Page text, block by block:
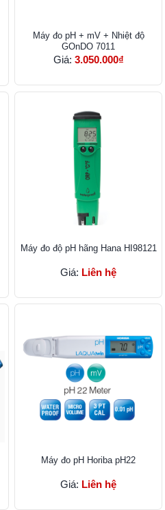
Máy đo pH + mV + Nhiệt độ
GOnDO 7011
Giá: 3.050.000₫
Máy đo độ pH hãng Hana HI98121
Giá: Liên hệ
Máy đo pH Horiba pH22
Giá: Liên hệ